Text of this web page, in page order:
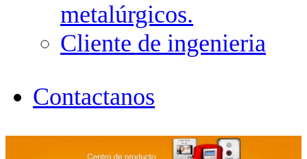
metalúrgicos.
Cliente de ingenieria
Contactanos